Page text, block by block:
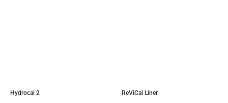
Hydrocal 2 ReViCal Liner